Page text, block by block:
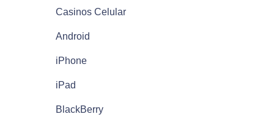
Casinos Celular
Android
iPhone
iPad
BlackBerry